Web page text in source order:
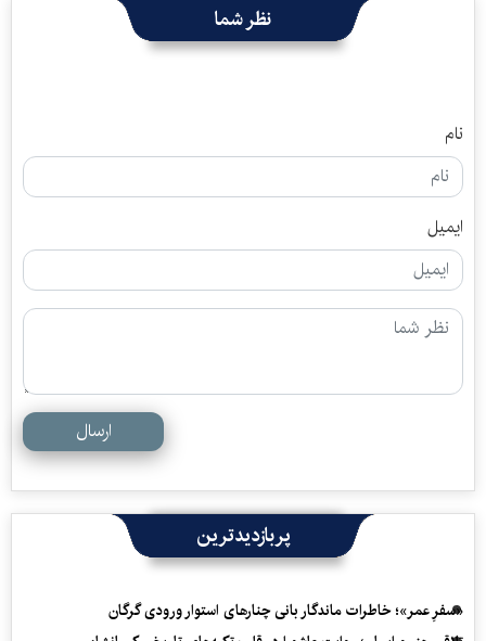
نظر شما
نام
ایمیل
ارسال
پربازدیدترین
«سفرِ عمر»؛ خاطرات ماندگار بانی چنارهای استوار ورودی گرگان